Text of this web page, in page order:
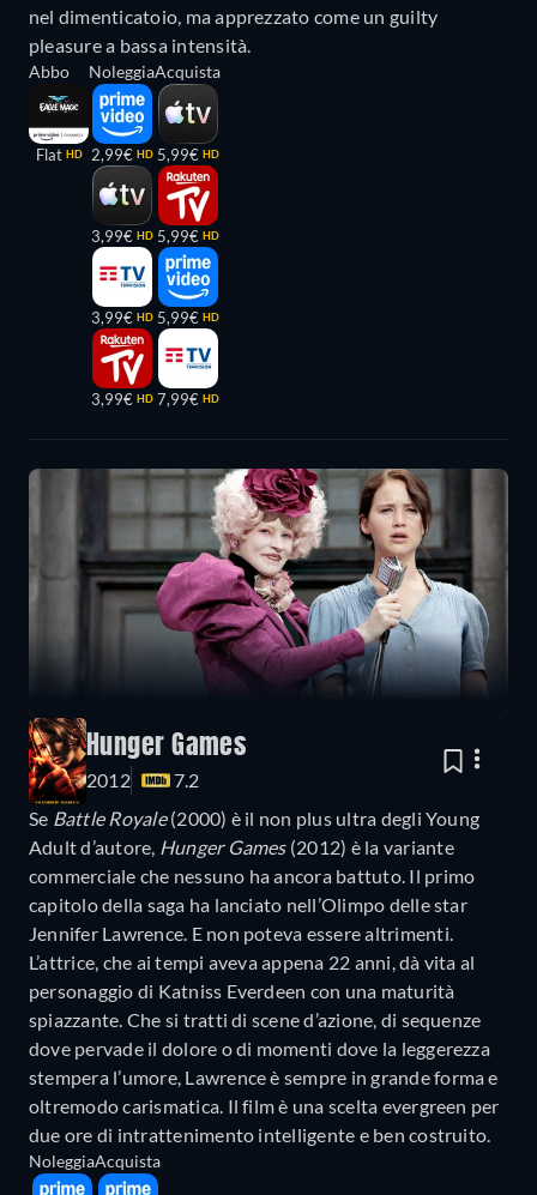
nel dimenticatoio, ma apprezzato come un guilty
pleasure a bassa intensità.
Abbo
Flat HD
Noleggia
2,99€ HD
3,99€ HD
3,99€ HD
3,99€ HD
Acquista
5,99€ HD
5,99€ HD
5,99€ HD
7,99€ HD
Hunger Games
2012
7.2
Se Battle Royale(2000) è il non plus ultra degli Young
Adult d’autore, Hunger Games(2012) è la variante
commerciale che nessuno ha ancora battuto. Il primo
capitolo della saga ha lanciato nell’Olimpo delle star
Jennifer Lawrence. E non poteva essere altrimenti.
L’attrice, che ai tempi aveva appena 22 anni, dà vita al
personaggio di Katniss Everdeen con una maturità
spiazzante. Che si tratti di scene d’azione, di sequenze
dove pervade il dolore o di momenti dove la leggerezza
stempera l’umore, Lawrence è sempre in grande forma e
oltremodo carismatica. Il film è una scelta evergreen per
due ore di intrattenimento intelligente e ben costruito.
NoleggiaAcquista